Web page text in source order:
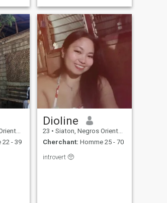
22 - 39
Dioline
23 • Siaton, Negros Oriental, Philippines
Cherchant: Homme 25 - 70
introvert 🥺